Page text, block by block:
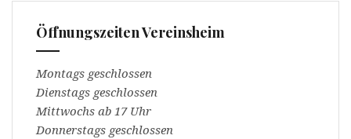
Öffnungszeiten Vereinsheim
Montags geschlossen
Dienstags geschlossen
Mittwochs ab 17 Uhr
Donnerstags geschlossen